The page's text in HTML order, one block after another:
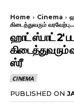
Home Cinema
கிடைத்துவரும்
ஹாட் ஸ்பாட் 2′
கிடைத்துவரும்
ஸ்ரீ
CINEMA
PUBLISHED ON